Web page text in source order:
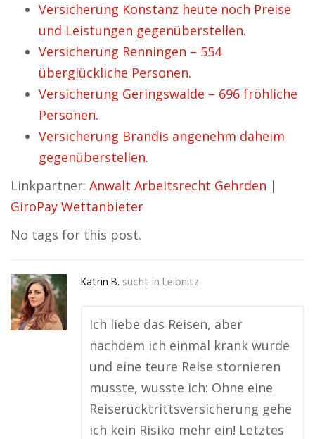
Versicherung Konstanz heute noch Preise
und Leistungen gegenüberstellen.
Versicherung Renningen – 554
überglückliche Personen.
Versicherung Geringswalde – 696 fröhliche
Personen.
Versicherung Brandis angenehm daheim
gegenüberstellen.
Linkpartner: Anwalt Arbeitsrecht Gehrden |
GiroPay Wettanbieter
No tags for this post.
Katrin B. sucht in Leibnitz
Ich liebe das Reisen, aber
nachdem ich einmal krank wurde
und eine teure Reise stornieren
musste, wusste ich: Ohne eine
Reiserücktrittsversicherung gehe
ich kein Risiko mehr ein! Letztes